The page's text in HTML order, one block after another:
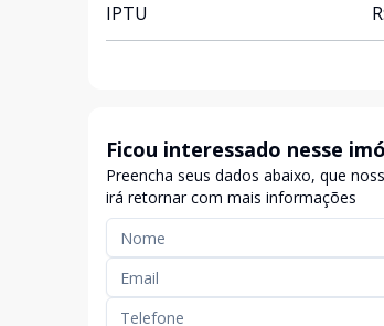
IPTU
Ficou interessado nesse
Preencha seus dados abaixo, que
irá retornar com mais informações